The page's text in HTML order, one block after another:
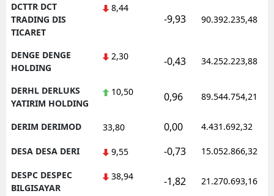
DCTTR DCT
TRADING DIS
TICARET
8,44
-9,93 90.392.235,48
DENGE DENGE
HOLDING
2,30 -0,43 34.252.223,88
DERHL DERLUKS
YATIRIM HOLDING
10,50 0,96 89.544.754,21
DERIM DERIMOD 33,80 0,00 4.431.692,32
DESA DESA DERI 9,55 -0,73 15.052.866,32
DESPC DESPEC
BILGISAYAR
38,94 -1,82 21.270.693,16